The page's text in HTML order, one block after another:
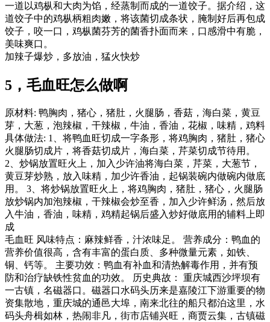
一道以鸡枞和大肉为馅，经蒸制而成的一道饺子。据介绍，这
道饺子中的鸡枞柄粗肉嫩，将该菌切成条状，腌制好后再包成
饺子，咬一口，鸡枞菌芬芳的菌香扑面而来，口感滑中有脆，
美味爽口。
加辣子爆炒，多放油，猛火快炒
5，毛血旺怎么做啊
原材料: 鸭胸肉，猪心，猪肚，火腿肠，香菇，海白菜，黄豆
芽，大葱，泡辣椒，干辣椒，牛油，香油，花椒，味精，鸡料
具体做法: 1、将鸭血旺切成一字条形，将鸡胸肉，猪肚，猪心
火腿肠切成片，将香菇切成片，海白菜，芹菜切成节待用。
2、炒锅放置旺火上，加入少许油将海白菜，芹菜，大葱节，
黄豆芽炒熟，放入味精，加少许香油，起锅装碗内做碗内做底
用。 3、将炒锅放置旺火上，将鸡胸肉，猪肚，猪心，火腿肠
放炒锅内加泡辣椒，干辣椒会炒至香，加入少许鲜汤，然后放
入牛油，香油，味精，鸡精起锅后盛入炒好做底用的辅料上即
成
毛血旺 风味特点：麻辣鲜香，汁浓味足。 营养成分：鸭血的
营养价值很高，含有丰富的蛋白质、多种微量元素，如铁、
铜、钙等。 主要功效：鸭血有补血和清热解毒作用，并有预
防和治疗缺铁性贫血的功效。 历史典故： 重庆城西沙坪坝有
一古镇，名磁器口。磁器口水码头历来是嘉陵江下游重要的物
资集散地，重庆城的通邑大埠，南来北往的船只都泊这里，水
码头舟楫如林，热闹非凡，街市店铺兴旺，商贾云集，古镇磁